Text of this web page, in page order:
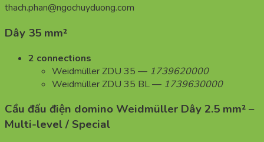
thach.phan@ngochuyduong.com
Dây 35 mm²
2 connections
Weidmüller ZDU 35 — 1739620000
Weidmüller ZDU 35 BL — 1739630000
Cầu đấu điện domino Weidmüller Dây 2.5 mm² –
Multi-level / Special